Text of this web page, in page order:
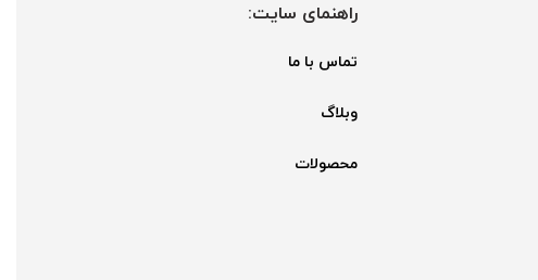
راهنمای سایت:
تماس با ما
وبلاگ
محصولات